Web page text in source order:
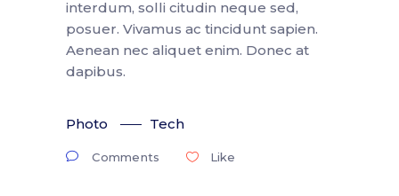
interdum, solli citudin neque sed,
posuer. Vivamus ac tincidunt sapien.
Aenean nec aliquet enim. Donec at
dapibus.
Photo Tech
Comments Like